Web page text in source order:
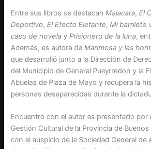
Entre sus libros se destacanMalacara,El
Deportivo,El Efecto Elefante,Mi barrilete
caso de novela yPrisionero de la luna,
Además, es autora deMarimosa y las
que desarrolló junto a la Dirección de
del Municipio de General Pueyrredon y la
Abuelas de Plaza de Mayo y recupera la
personas desaparecidas durante la
Encuentro con el autor es presentado por
Gestión Cultural de la Provincia de
con el auspicio de la Sociedad General de